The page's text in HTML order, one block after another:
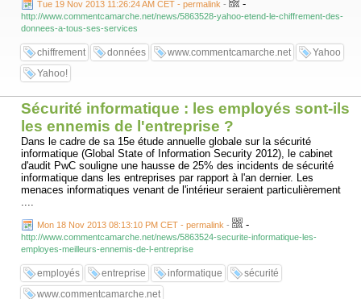
Tue 19 Nov 2013 11:26:24 AM CET - permalink - -
http://www.commentcamarche.net/news/5863528-yahoo-etend-le-chiffrement-des-
donnees-a-tous-ses-services
chiffrement données www.commentcamarche.net
Yahoo
Yahoo!
Sécurité informatique : les employés sont-ils
les ennemis de l'entreprise ?
Dans le cadre de sa 15e étude annuelle globale sur la sécurité
informatique (Global State of Information Security 2012), le cabinet
d'audit PwC souligne une hausse de 25% des incidents de sécurité
informatique dans les entreprises par rapport à l'an dernier. Les
menaces informatiques venant de l'intérieur seraient particulièrement
....
Mon 18 Nov 2013 08:13:10 PM CET - permalink - -
http://www.commentcamarche.net/news/5863524-securite-informatique-les-
employes-meilleurs-ennemis-de-l-entreprise
employés entreprise informatique
sécurité
www.commentcamarche.net